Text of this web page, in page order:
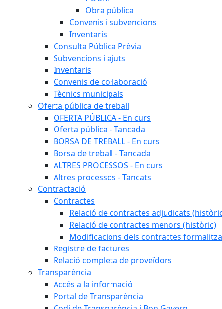
Obra pública
Convenis i subvencions
Inventaris
Consulta Pública Prèvia
Subvencions i ajuts
Inventaris
Convenis de col·laboració
Tècnics municipals
Oferta pública de treball
OFERTA PÚBLICA - En curs
Oferta pública - Tancada
BORSA DE TREBALL - En curs
Borsa de treball - Tancada
ALTRES PROCESSOS - En curs
Altres processos - Tancats
Contractació
Contractes
Relació de contractes adjudicats
Relació de contractes menors (històric)
Modificacions dels contractes
Registre de factures
Relació completa de proveïdors
Transparència
Accés a la informació
Portal de Transparència